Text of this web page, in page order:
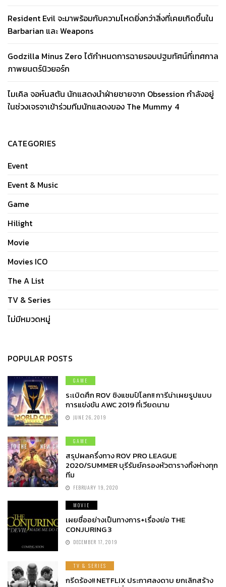
Resident Evil จะมาพร้อมกับความโหดยิ่งกว่าสิ่งที่เคยเกิดขึ้นใน
Barbarian และ Weapons
Godzilla Minus Zero ได้กำหนดการฉายรอบปฐมทัศน์ที่เทศกาล
ภาพยนตร์นิวยอร์ก
ไมเคิล จอห์นสตัน นักแสดงนำฝ่ายชายจาก Obsession กำลังอยู่
ในช่วงเจรจาเข้าร่วมทีมนักแสดงของ The Mummy 4
CATEGORIES
Event
Event & Music
Game
Hilight
Movie
Movies ICO
The A List
TV & Series
ไม่มีหมวดหมู่
POPULAR POSTS
GAME
ระเบิดศึก ROV ชิงแชมป์โลก!! การีน่าเผยรูปแบบ
การแข่งขัน AWC 2019 ที่เวียดนาม
JUNE 26, 2019
GAME
สรุปผลครึ่งทาง ROV PRO LEAGUE
2020/SUMMER บุรีรัมย์ครองหัวตารางทิ้งห่างทุก
ทีม
FEBRUARY 19, 2020
MOVIE
เผยชื่ออย่างเป็นทางการ+เรื่องย่อ THE
CONJURING 3
DECEMBER 17, 2019
TV & SERIES
กรีดร้อง!! NETFLIX ประกาศลงดาบ ยกเลิกสร้าง